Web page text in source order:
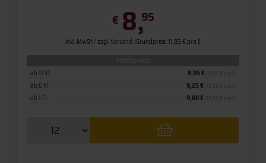
€ 8,95
inkl. MwSt. / zzgl.Versand (Grundpreis: 11,93 € pro l)
ab 1 Fl. 9,60 €
ab 6 Fl. 9,25 €
ab 12 Fl. 8,95 €